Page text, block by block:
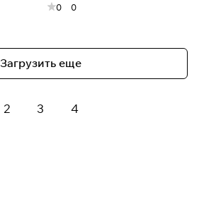
0 0
Загрузить еще
2 3 4